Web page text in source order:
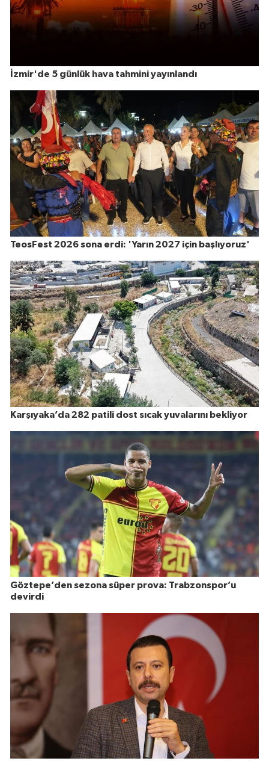
İzmir'de 5 günlük hava tahmini yayınlandı
TeosFest 2026 sona erdi: 'Yarın 2027 için başlıyoruz'
Karşıyaka’da 282 patili dost sıcak yuvalarını bekliyor
Göztepe’den sezona süper prova: Trabzonspor’u
devirdi